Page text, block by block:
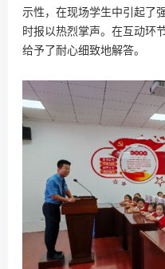
示性，在现场学生中引起了
时报以热烈掌声。在互动环
给予了耐心细致地解答。